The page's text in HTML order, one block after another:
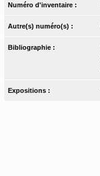
Numéro d'inventaire :
Autre(s) numéro(s) :
Bibliographie :
Expositions :